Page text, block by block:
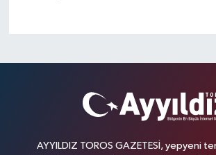
AYYILDIZ TOROS GAZETESİ, yepyeni